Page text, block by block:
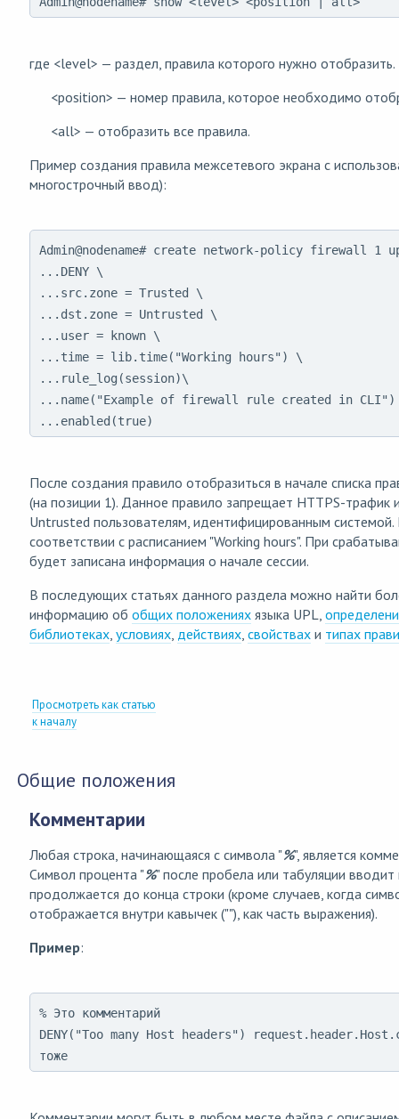
где <level> — раздел, правила которого нужно отобразить.
<position> — номер правила, которое необходимо
<all> — отобразить все правила.
Пример создания правила межсетевого экрана с
многострочный ввод):
Admin@nodename# create network-policy firewall 1
...DENY \
...src.zone = Trusted \
...dst.zone = Untrusted \
...user = known \
...time = lib.time("Working hours") \
...rule_log(session)\
...name("Example of firewall rule created in
...enabled(true)
После создания правило отобразиться в начале списка
(на позиции 1). Данное правило запрещает HTTPS-трафик
Untrusted пользователям, идентифицированным
соответствии с расписанием "Working hours". При
будет записана информация о начале сессии.
В последующих статьях данного раздела можно найти
информацию об общих положениях языка UPL,
библиотеках, условиях, действиях, свойствах и типах
Просмотреть как статью
к началу
Общие положения
Комментарии
Любая строка, начинающаяся с символа "%", является
Символ процента "%" после пробела или табуляции
продолжается до конца строки (кроме случаев, когда
отображается внутри кавычек (""), как часть выражения).
Пример:
% Это комментарий
DENY("Too many Host headers")
тоже